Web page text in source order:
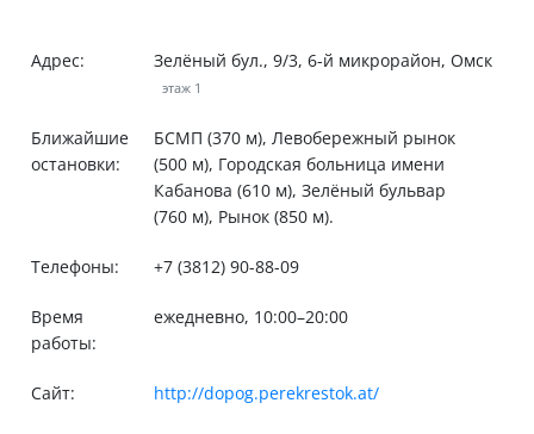
Адрес: Зелёный бул., 9/3, 6-й микрорайон, Омск
этаж 1
Ближайшие
остановки:
БСМП (370 м), Левобережный рынок
(500 м), Городская больница имени
Кабанова (610 м), Зелёный бульвар
(760 м), Рынок (850 м).
Телефоны: +7 (3812) 90-88-09
Время
работы:
ежедневно, 10:00–20:00
Сайт: http://dopog.perekrestok.at/